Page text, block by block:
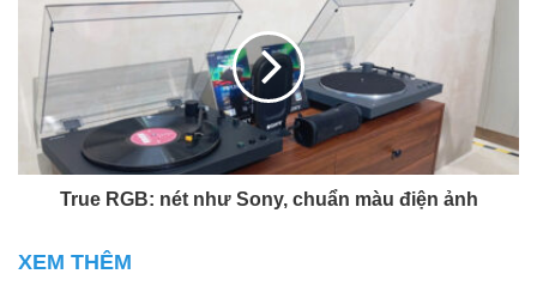
True RGB: nét như Sony, chuẩn màu điện ảnh
XEM THÊM